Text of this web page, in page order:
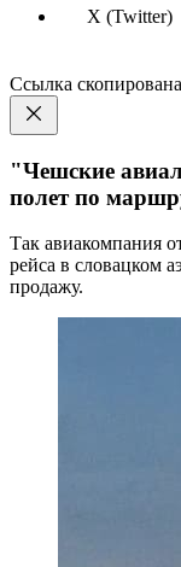
X (Twitter)
Ссылка скопирована
"Чешские
полет по
Так авиакомпания
рейса в словацком
продажу.